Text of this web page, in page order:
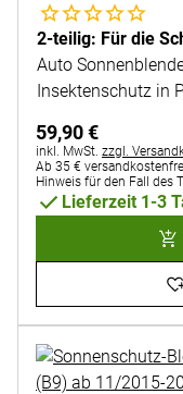
Noch keine
2-teilig: Für die
Auto
Insektenschutz in
59,90€
Steuerhinweis:
inkl. MwSt. zzgl.
Ab 35 €
Hinweis für den Fall des
Lieferzeit 1-3